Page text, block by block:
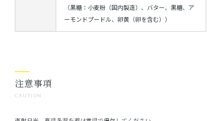
（黒糖：小麦粉（国内製造）、バター、黒糖、ア
ーモンドプードル、卵黄（卵を含む））
CAUTION
注意事項